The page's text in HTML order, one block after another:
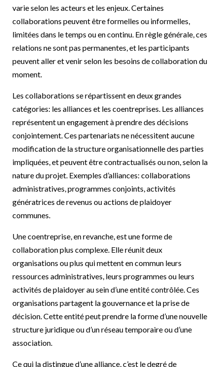
varie selon les acteurs et les enjeux. Certaines
collaborations peuvent être formelles ou informelles,
limitées dans le temps ou en continu. En règle générale, ces
relations ne sont pas permanentes, et les participants
peuvent aller et venir selon les besoins de collaboration du
moment.
Les collaborations se répartissent en deux grandes
catégories: les alliances et les coentreprises. Les alliances
représentent un engagement à prendre des décisions
conjointement. Ces partenariats ne nécessitent aucune
modification de la structure organisationnelle des parties
impliquées, et peuvent être contractualisés ou non, selon la
nature du projet. Exemples d’alliances: collaborations
administratives, programmes conjoints, activités
génératrices de revenus ou actions de plaidoyer
communes.
Une coentreprise, en revanche, est une forme de
collaboration plus complexe. Elle réunit deux
organisations ou plus qui mettent en commun leurs
ressources administratives, leurs programmes ou leurs
activités de plaidoyer au sein d’une entité contrôlée. Ces
organisations partagent la gouvernance et la prise de
décision. Cette entité peut prendre la forme d’une nouvelle
structure juridique ou d’un réseau temporaire ou d’une
association.
Ce qui la distingue d’une alliance, c’est le degré de